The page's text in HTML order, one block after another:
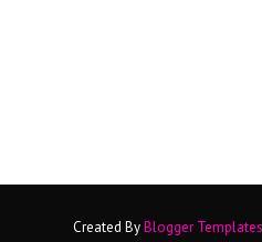
Created ByBlogger Templates